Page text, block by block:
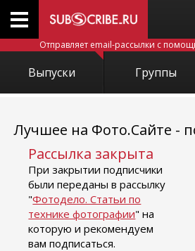
Отправляет email-рассылки с
Выпуски Группы
Лучшее на Фото.Сайте -
Рассылка закрыта
При закрытии подписчики
были переданы в рассылку
"Фотодело. Статьи по
технике фотографии" на
которую и рекомендуем
вам подписаться.